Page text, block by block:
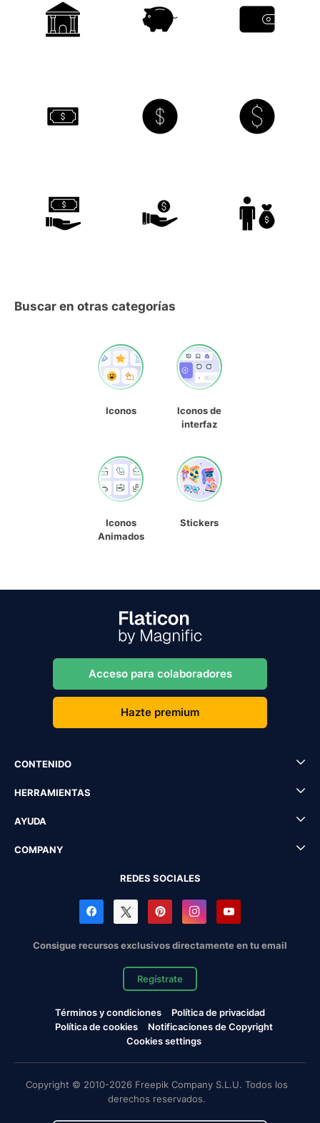
Buscar en otras categorías
Iconos
Iconos de
interfaz
Iconos
Animados
Stickers
Acceso para colaboradores
Hazte premium
CONTENIDO
HERRAMIENTAS
AYUDA
COMPANY
REDES SOCIALES
Consigue recursos exclusivos directamente en tu email
Regístrate
Términos y condiciones
Política de privacidad
Política de cookies
Notificaciones de Copyright
Cookies settings
Copyright © 2010-2026 Freepik Company S.L.U. Todos los
derechos reservados.